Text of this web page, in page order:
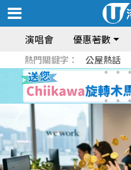
演唱會 優惠著數
熱門關鍵字： 公屋熱話